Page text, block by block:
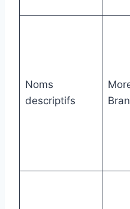
Noms
descriptifs